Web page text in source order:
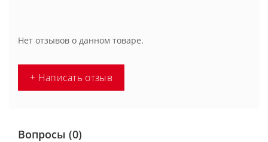
Нет отзывов о данном товаре.
+ Написать отзыв
Вопросы (0)